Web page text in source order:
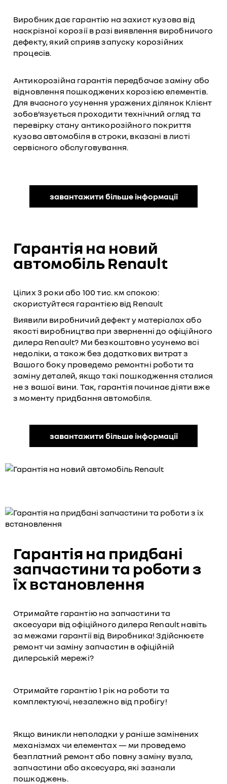
Виробник дає гарантію на захист кузова від
наскрізної корозії в разі виявлення виробничого
дефекту, який сприяв запуску корозійних
процесів.
Антикорозійна гарантія передбачає заміну або
відновлення пошкоджених корозією елементів.
Для вчасного усунення уражених ділянок Клієнт
зобов’язується проходити технічний огляд та
перевірку стану антикорозійного покриття
кузова автомобіля в строки, вказані в листі
сервісного обслуговування.
завантажити більше інформації
Гарантія на новий
автомобіль Renault
Цілих 3 роки або 100 тис. км спокою:
скористуйтеся гарантією від Renault
Виявили виробничий дефект у матеріалах або
якості виробництва при зверненні до офіційного
дилера Renault? Ми безкоштовно усунемо всі
недоліки, а також без додаткових витрат з
Вашого боку проведемо ремонтні роботи та
заміну деталей, якщо такі пошкодження сталися
не з вашої вини. Так, гарантія починає діяти вже
з моменту придбання автомобіля.
завантажити більше інформації
Гарантія на придбані
запчастини та роботи з
їх встановлення
Отримайте гарантію на запчастини та
аксесуари від офіційного дилера Renault навіть
за межами гарантії від Виробника! Здійснюєте
ремонт чи заміну запчастин в офіційній
дилерській мережі?
Отримайте гарантію 1 рік на роботи та
комплектуючі, незалежно від пробігу!
Якщо виникли неполадки у раніше замінених
механізмах чи елементах — ми проведемо
безплатний ремонт або повну заміну вузла,
запчастини або аксесуара, які зазнали
пошкоджень.